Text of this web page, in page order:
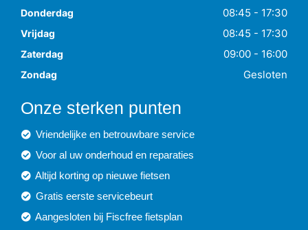
Donderdag 08:45 - 17:30
Vrijdag 08:45 - 17:30
Zaterdag 09:00 - 16:00
Zondag Gesloten
Onze sterken punten
Vriendelijke en betrouwbare service
Voor al uw onderhoud en reparaties
Altijd korting op nieuwe fietsen
Gratis eerste servicebeurt
Aangesloten bij Fiscfree fietsplan